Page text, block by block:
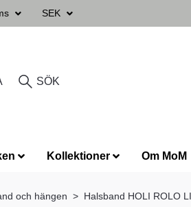
SEK
SÖK
Kollektioner Om MoM
och hängen Halsband HOLI ROLO